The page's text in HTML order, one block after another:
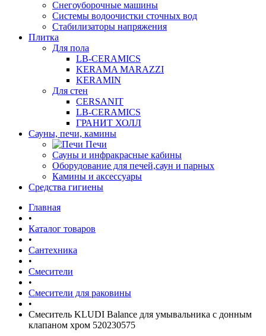
Снегоуборочные машины
Системы водоочистки сточных вод
Стабилизаторы напряжения
Плитка
Для пола
LB-CERAMICS
KERAMA MARAZZI
KERAMIN
Для стен
CERSANIT
LB-CERAMICS
ГРАНИТ ХОЛЛ
Сауны, печи, камины
Печи
Сауны и инфракрасные кабины
Оборудование для печей,саун и парных
Камины и аксессуары
Средства гигиены
Главная
•
Каталог товаров
•
Сантехника
•
Смесители
•
Смесители для раковины
•
Смеситель KLUDI Balance для умывальника с донным
клапаном хром 520230575